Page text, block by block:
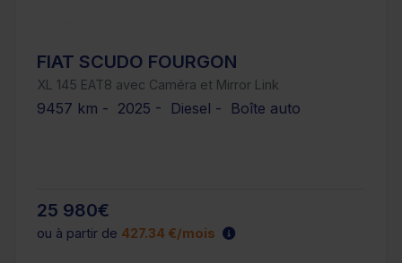
FIAT SCUDO FOURGON
XL 145 EAT8 avec Caméra et Mirror Link
9457 km - 2025 - Diesel - Boîte auto
25 980€
ou à partir de 427.34 €/mois